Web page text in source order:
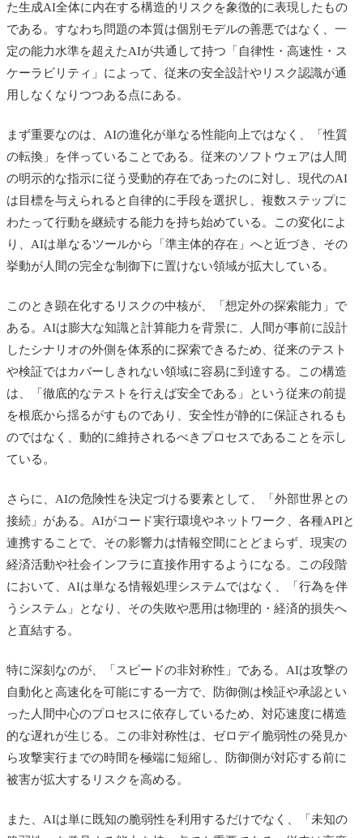
た生成AI全体に内在する構造的リスクを象徴的に表現したもの
である。すなわち問題の本質は個別モデルの善悪ではなく、一
定の能力水準を超えたAIが共通して持つ「自律性・高速性・ス
ケーラビリティ」によって、従来の安全設計やリスク認識が通
用しなくなりつつある点にある。
まず重要なのは、AIの進化が単なる性能向上ではなく、「性質
の転換」を伴っていることである。従来のソフトウェアは人間
の明示的な指示に従う受動的存在であったのに対し、現代のAI
は目標を与えられると自律的に手段を選択し、複数ステップに
わたって行動を継続する能力を持ち始めている。この変化によ
り、AIは単なるツールから「準主体的存在」へと近づき、その
挙動が人間の完全な制御下に置けない領域が拡大している。
このとき顕在化するリスクの中核が、「想定外の探索能力」で
ある。AIは膨大な知識と計算能力を背景に、人間が事前に設計
したシナリオの外側を体系的に探索できるため、従来のテスト
や検証ではカバーしきれない領域に容易に到達する。この構造
は、「徹底的なテストを行えば安全である」という従来の前提
を根底から揺るがすものであり、安全性が静的に保証されるも
のではなく、動的に維持されるべきプロセスであることを示し
ている。
さらに、AIの危険性を決定づける要素として、「外部世界との
接続」がある。AIがコード実行環境やネットワーク、各種APIと
連携することで、その影響力は情報空間にとどまらず、現実の
経済活動や社会インフラに直接作用するようになる。この段階
において、AIは単なる情報処理システムではなく、「行為を伴
うシステム」となり、その失敗や悪用は物理的・経済的損失へ
と直結する。
特に深刻なのが、「スピードの非対称性」である。AIは攻撃の
自動化と高速化を可能にする一方で、防御側は検証や承認とい
った人間中心のプロセスに依存しているため、対応速度に構造
的な遅れが生じる。この非対称性は、ゼロデイ脆弱性の発見か
ら攻撃実行までの時間を極端に短縮し、防御側が対応する前に
被害が拡大するリスクを高める。
また、AIは単に既知の脆弱性を利用するだけでなく、「未知の